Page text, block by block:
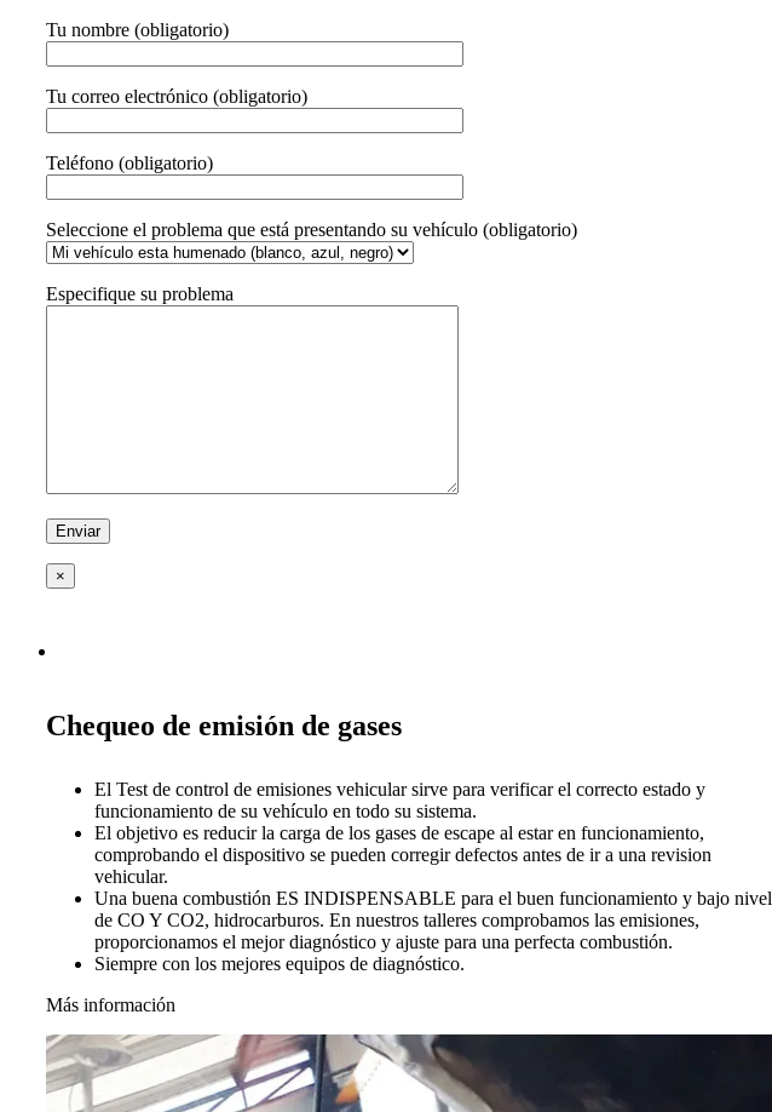
Tu nombre (obligatorio)
Tu correo electrónico (obligatorio)
Teléfono (obligatorio)
Seleccione el problema que está presentando su vehículo (obligatorio)
Especifique su problema
×
Chequeo de emisión de gases
El Test de control de emisiones vehicular sirve para verificar el correcto estado y
funcionamiento de su vehículo en todo su sistema.
El objetivo es reducir la carga de los gases de escape al estar en funcionamiento,
comprobando el dispositivo se pueden corregir defectos antes de ir a una revision
vehicular.
Una buena combustión ES INDISPENSABLE para el buen funcionamiento y bajo nivel
de CO Y CO2, hidrocarburos. En nuestros talleres comprobamos las emisiones,
proporcionamos el mejor diagnóstico y ajuste para una perfecta combustión.
Siempre con los mejores equipos de diagnóstico.
Más información